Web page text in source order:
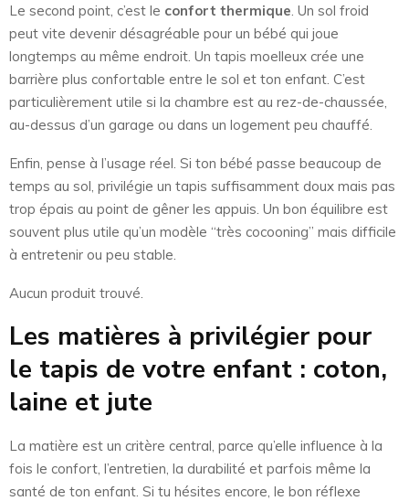
Le second point, c’est le confort thermique . Un sol froid
peut vite devenir désagréable pour un bébé qui joue
longtemps au même endroit. Un tapis moelleux crée une
barrière plus confortable entre le sol et ton enfant. C’est
particulièrement utile si la chambre est au rez-de-chaussée,
au-dessus d’un garage ou dans un logement peu chauffé.
Enfin, pense à l’usage réel. Si ton bébé passe beaucoup de
temps au sol, privilégie un tapis suffisamment doux mais pas
trop épais au point de gêner les appuis. Un bon équilibre est
souvent plus utile qu’un modèle “très cocooning” mais difficile
à entretenir ou peu stable.
Aucun produit trouvé.
Les matières à privilégier pour
le tapis de votre enfant : coton,
laine et jute
La matière est un critère central, parce qu’elle influence à la
fois le confort, l’entretien, la durabilité et parfois même la
santé de ton enfant. Si tu hésites encore, le bon réflexe